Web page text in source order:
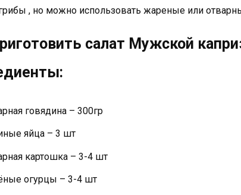
, но можно использовать жареные или
салат Мужской
говядина – 300гр
яйца – 3 шт
картошка – 3-4 шт
огурцы – 3-4 шт